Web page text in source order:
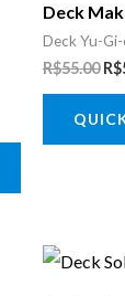
Deck
Deck Yu-
R$55.00 R$
O